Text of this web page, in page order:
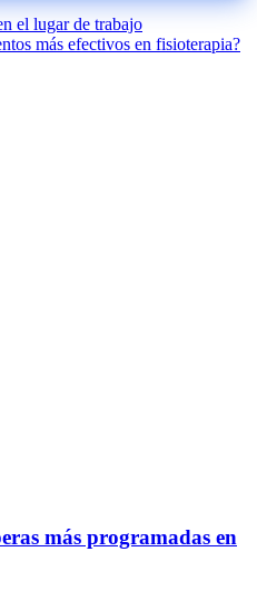
el lugar de trabajo
más efectivos en fisioterapia?
más programadas en